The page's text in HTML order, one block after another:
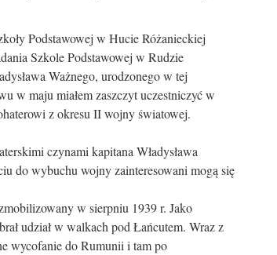
Podstawowej w Hucie Różanieckiej
Szkole Podstawowej w Rudzie
Ważnego, urodzonego w tej
w maju miałem zaszczyt uczestniczyć w
z okresu II wojny światowej.
czynami kapitana Władysława
do wybuchu wojny zainteresowani mogą się
w sierpniu 1939 r. Jako
udział w walkach pod Łańcutem. Wraz z
wycofanie do Rumunii i tam po